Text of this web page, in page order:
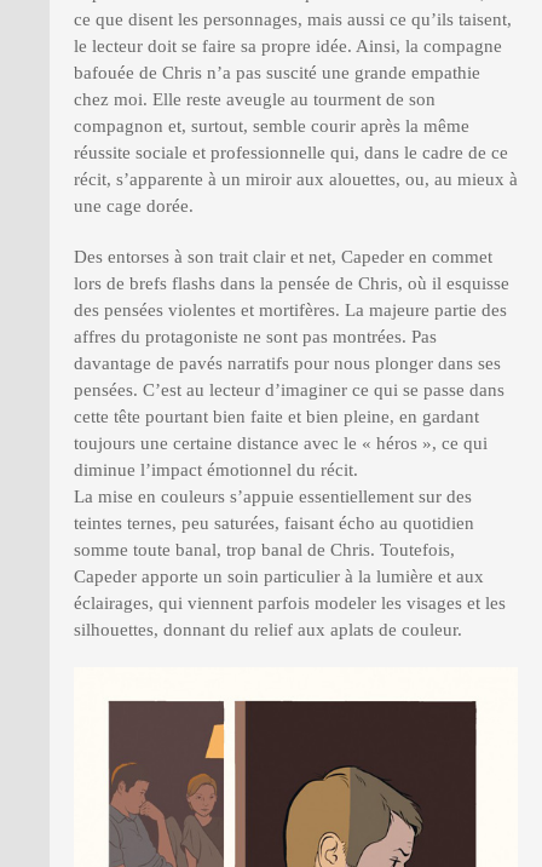
ce que disent les personnages, mais aussi ce qu’ils taisent,
le lecteur doit se faire sa propre idée. Ainsi, la compagne
bafouée de Chris n’a pas suscité une grande empathie
chez moi. Elle reste aveugle au tourment de son
compagnon et, surtout, semble courir après la même
réussite sociale et professionnelle qui, dans le cadre de ce
récit, s’apparente à un miroir aux alouettes, ou, au mieux à
une cage dorée.
Des entorses à son trait clair et net, Capeder en commet
lors de brefs flashs dans la pensée de Chris, où il esquisse
des pensées violentes et mortifères. La majeure partie des
affres du protagoniste ne sont pas montrées. Pas
davantage de pavés narratifs pour nous plonger dans ses
pensées. C’est au lecteur d’imaginer ce qui se passe dans
cette tête pourtant bien faite et bien pleine, en gardant
toujours une certaine distance avec le « héros », ce qui
diminue l’impact émotionnel du récit.
La mise en couleurs s’appuie essentiellement sur des
teintes ternes, peu saturées, faisant écho au quotidien
somme toute banal, trop banal de Chris. Toutefois,
Capeder apporte un soin particulier à la lumière et aux
éclairages, qui viennent parfois modeler les visages et les
silhouettes, donnant du relief aux aplats de couleur.